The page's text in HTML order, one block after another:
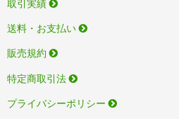
取引実績
送料・お支払い
販売規約
特定商取引法
プライバシーポリシー